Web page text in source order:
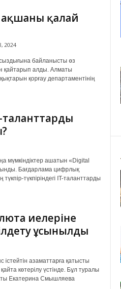
қалай
2024
байланысты өз
қайтарып алды. Алматы
қорғау департаментінің
таланттарды
мүмкіндіктер ашатын «Digital
Бағдарлама цифрлық
түкпіріндегі IT-таланттарды
иелеріне
ұсынылды
азаматтарға қатысты
көтерілу үстінде. Бұл туралы
Екатерина Смышляева